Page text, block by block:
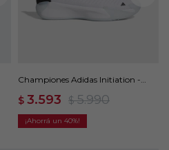
Championes Adidas Initiation -
$ 3.593 $ 5.990
40